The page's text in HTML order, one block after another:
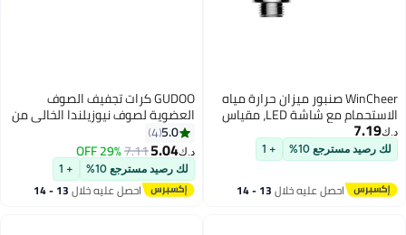
WinCheer صنبور ميزان حرارة مياه
الاستحمام مع شاشة LED، مقياس
درجة حرارة ذكي مبتكر لا يستهلك
طاقة لرعاية الأطفال الرضع
د.ك‏7.19
لك رصيد مسترجع 10% + 1
احصل عليه خلال 13 - 14
GUDOO كرات تجفيف الصوف
العضوية لصوف نيوزيلندا الخالي من
التجاعيد تقلل من وقت التجفيف
وتزيل الكهرباء الساكنة من الغسيل
وتدلل حواسك بتجربة غسيل منعشة
5.0
4
د.ك‏5.04
7.11
29% OFF
لك رصيد مسترجع 10% + 1
احصل عليه خلال 13 - 14